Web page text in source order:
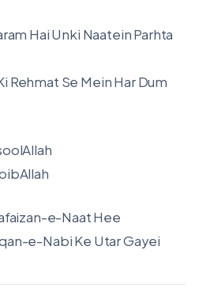
Hai Unki Naatein Parhta
Rehmat Se Mein Har Dum
e-Naat Hee
e-Nabi Ke Utar Gayei